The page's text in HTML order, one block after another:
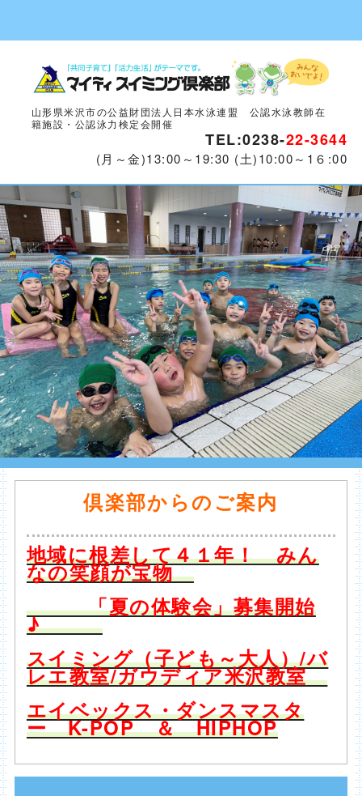
山形県米沢市の公益財団法人日本水泳連盟 公認水泳教師在
籍施設・公認泳力検定会開催
TEL:0238-22-3644
(月～金)13:00～19:30 (土)10:00～1６:00
倶楽部からのご案内
地域に根差して４１年！ みん
なの笑顔が宝物
「夏の体験会」募集開始
♪
スイミング（子ども～大人）/バ
レエ教室/ガウディア米沢教室
エイベックス・ダンスマスタ
ー K-POP ＆ HIPHOP